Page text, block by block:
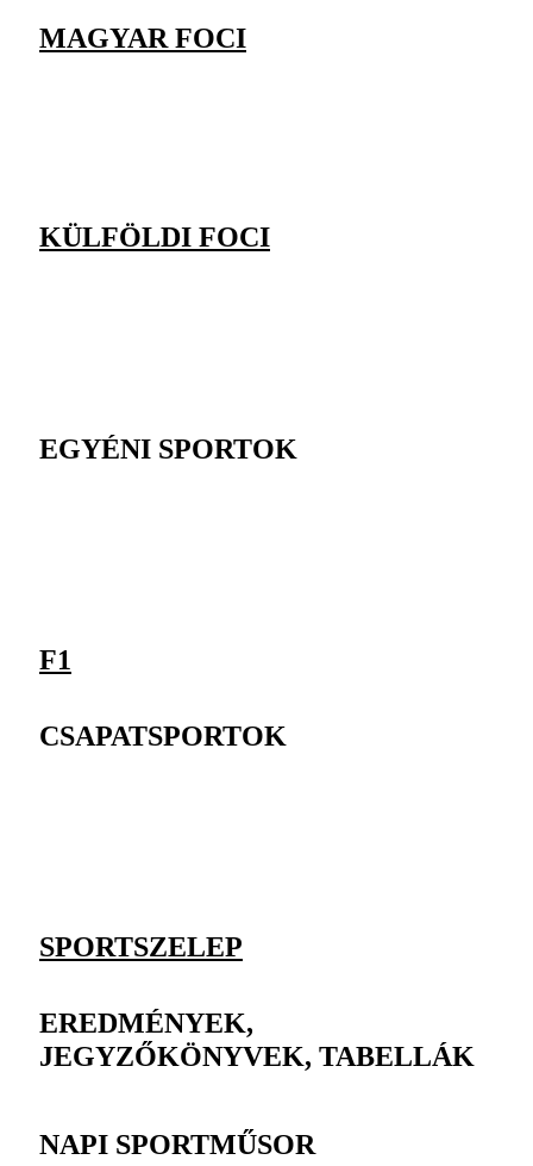
MAGYAR FOCI
KÜLFÖLDI FOCI
EGYÉNI SPORTOK
F1
CSAPATSPORTOK
SPORTSZELEP
EREDMÉNYEK,
JEGYZŐKÖNYVEK, TABELLÁK
NAPI SPORTMŰSOR